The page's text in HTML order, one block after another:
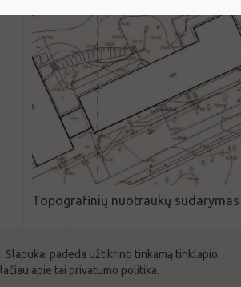
Topografinių nuotraukų sudarymas
Slapukai padeda užtikrinti tinkamą tinklapio
apie tai privatumo politika.